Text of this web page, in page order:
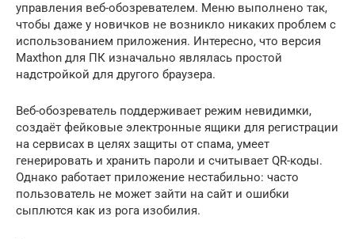
управления веб-обозревателем. Меню выполнено так,
чтобы даже у новичков не возникло никаких проблем с
использованием приложения. Интересно, что версия
Maxthon для ПК изначально являлась простой
надстройкой для другого браузера.
Веб-обозреватель поддерживает режим невидимки,
создаёт фейковые электронные ящики для регистрации
на сервисах в целях защиты от спама, умеет
генерировать и хранить пароли и считывает QR-коды.
Однако работает приложение нестабильно: часто
пользователь не может зайти на сайт и ошибки
сыплются как из рога изобилия.